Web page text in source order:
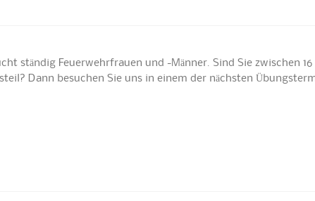
ständig Feuerwehrfrauen und -Männer. Sind Sie zwischen 16
Dann besuchen Sie uns in einem der nächsten